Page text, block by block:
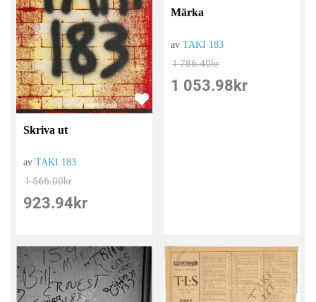
Skriva ut
avTAKI 183
1 566.00kr
923.94 kr
Märka
avTAKI 183
1 786.40kr
1 053.98 kr